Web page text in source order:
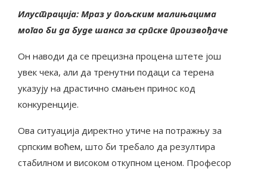
Илустрација: Мраз у пољским малињацима
могао би да буде шанса за српске произвођаче
Он наводи да се прецизна процена штете још
увек чека, али да тренутни подаци са терена
указују на драстично смањен принос код
конкуренције.
Ова ситуација директно утиче на потражњу за
српским воћем, што би требало да резултира
стабилном и високом откупном ценом. Професор